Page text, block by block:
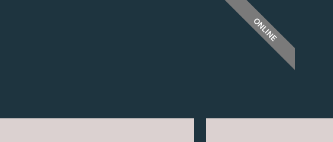
ONLINE